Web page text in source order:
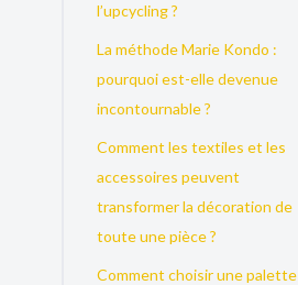
l’upcycling ?
La méthode Marie Kondo :
pourquoi est-elle devenue
incontournable ?
Comment les textiles et les
accessoires peuvent
transformer la décoration de
toute une pièce ?
Comment choisir une palette